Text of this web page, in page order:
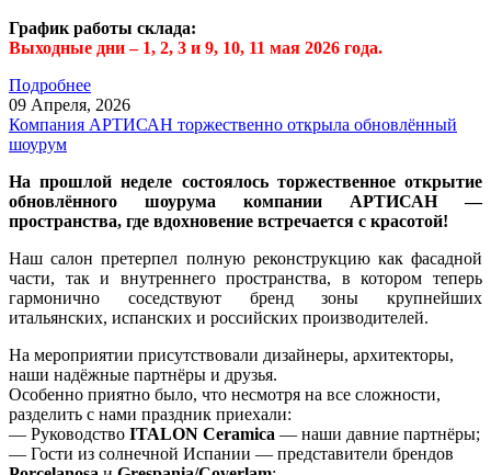
График работы склада:
Выходные дни – 1, 2, 3 и 9, 10, 11 мая 2026 года.
Подробнее
09 Апреля, 2026
Компания АРТИСАН торжественно открыла обновлённый
шоурум
На прошлой неделе состоялось торжественное открытие
обновлённого шоурума компании АРТИСАН —
пространства, где вдохновение встречается с красотой!
Наш салон претерпел полную реконструкцию как фасадной
части, так и внутреннего пространства, в котором теперь
гармонично соседствуют бренд зоны крупнейших
итальянских, испанских и российских производителей.
На мероприятии присутствовали дизайнеры, архитекторы,
наши надёжные партнёры и друзья.
Особенно приятно было, что несмотря на все сложности,
разделить с нами праздник приехали:
— Руководство ITALON Ceramica — наши давние партнёры;
— Гости из солнечной Испании — представители брендов